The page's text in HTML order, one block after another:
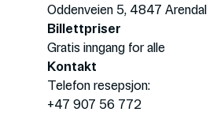
Oddenveien 5, 4847 Arendal
Billettpriser
Gratis inngang for alle
Kontakt
Telefon resepsjon:
+47 907 56 772